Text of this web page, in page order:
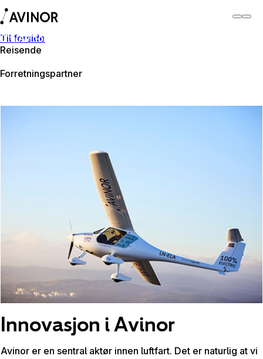
Til forside
Reisende
Forretningspartner
Om Avinor
Innovasjon i Avinor
Avinor er en sentral aktør innen luftfart. Det er naturlig at vi